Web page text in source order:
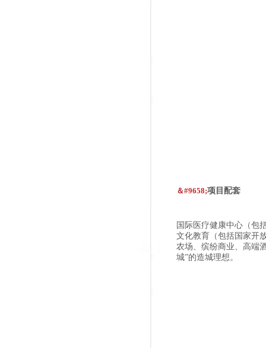
＆#9658;项目配套
国际医疗健康中心（包
文化教育（包括国家开
农场、缤纷商业、高端
城”的造城理想。